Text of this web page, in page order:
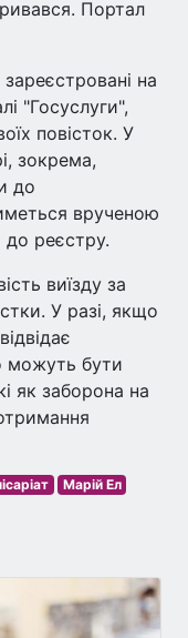
Портал
на
"Госуслуги",
повісток. У
зокрема,
до
врученою
до реєстру.
виїзду за
У разі, якщо
можуть бути
як заборона на
Марій Ел